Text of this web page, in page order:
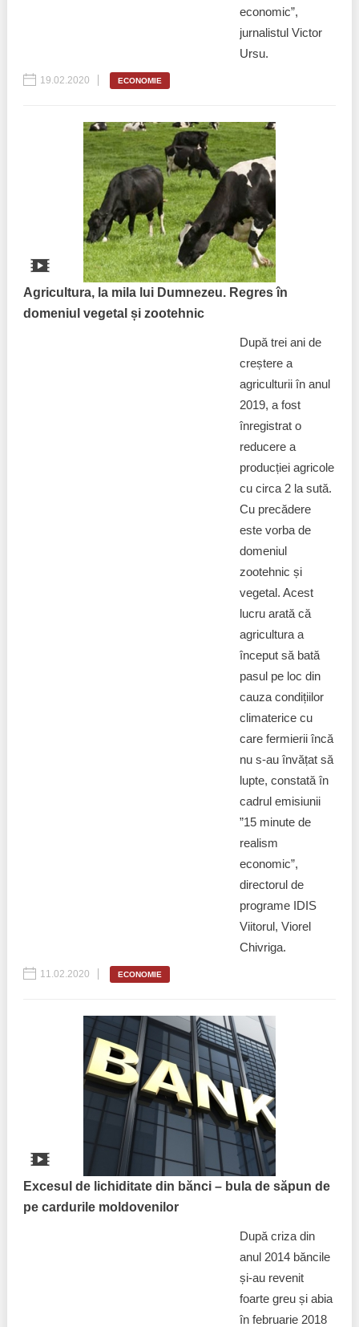
economic”,
jurnalistul Victor
Ursu.
19.02.2020 ECONOMIE
Agricultura, la mila lui Dumnezeu. Regres în
domeniul vegetal și zootehnic
După trei ani de
creștere a
agriculturii în anul
2019, a fost
înregistrat o
reducere a
producției agricole
cu circa 2 la sută.
Cu precădere
este vorba de
domeniul
zootehnic și
vegetal. Acest
lucru arată că
agricultura a
început să bată
pasul pe loc din
cauza condițiilor
climaterice cu
care fermierii încă
nu s-au învățat să
lupte, constată în
cadrul emisiunii
”15 minute de
realism
economic”,
directorul de
programe IDIS
Viitorul, Viorel
Chivriga.
11.02.2020 ECONOMIE
Excesul de lichiditate din bănci – bula de săpun de
pe cardurile moldovenilor
După criza din
anul 2014 băncile
și-au revenit
foarte greu și abia
în februarie 2018